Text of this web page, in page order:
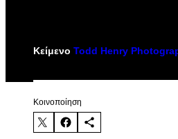
Κείμενο Todd Henry
Kοινοποίηση